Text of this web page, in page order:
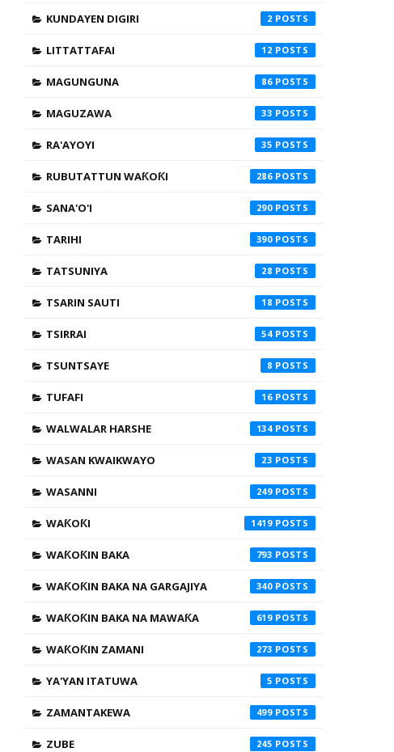
KUNDAYEN DIGIRI 2
LITTATTAFAI 12
MAGUNGUNA 86
MAGUZAWA 33
RA'AYOYI 35
RUBUTATTUN WAƘOƘI 286
SANA'O'I 290
TARIHI 390
TATSUNIYA 28
TSARIN SAUTI 18
TSIRRAI 54
TSUNTSAYE 8
TUFAFI 16
WALWALAR HARSHE 134
WASAN KWAIKWAYO 23
WASANNI 249
WAƘOƘI 1419
WAƘOƘIN BAKA 793
WAƘOƘIN BAKA NA GARGAJIYA 340
WAƘOƘIN BAKA NA MAWAƘA 619
WAƘOƘIN ZAMANI 273
YA'YAN ITATUWA 5
ZAMANTAKEWA 499
ZUBE 245